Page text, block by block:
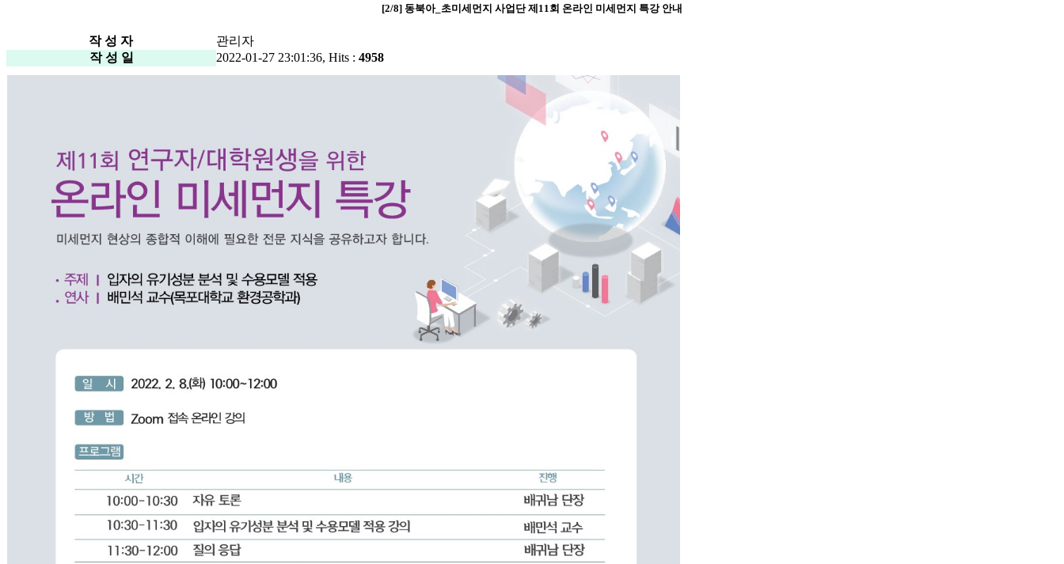
[2/8] 동북아_초미세먼지 사업단 제11회 온라인 미세먼지 특강 안내
작 성 자
관리자
작 성 일
2022-01-27 23:01:36, Hits : 4958